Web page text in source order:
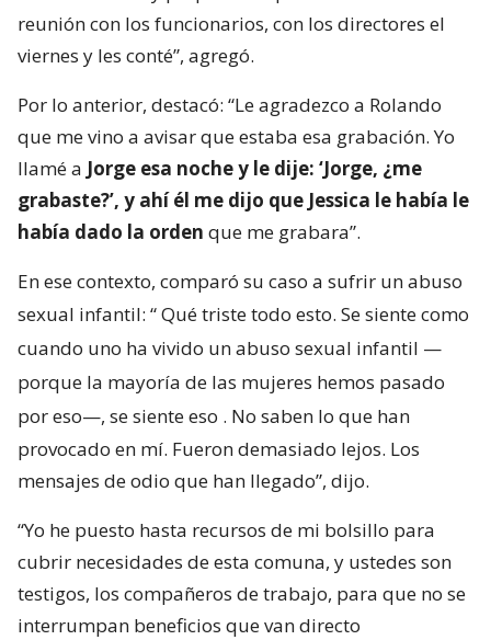
reunión con los funcionarios, con los directores el
viernes y les conté”, agregó.
Por lo anterior, destacó: “Le agradezco a Rolando
que me vino a avisar que estaba esa grabación. Yo
llamé a Jorge esa noche y le dije: ‘Jorge, ¿me
grabaste?’, y ahí él me dijo que Jessica le había le
había dado la orden que me grabara”.
En ese contexto, comparó su caso a sufrir un abuso
sexual infantil: “Qué triste todo esto. Se siente como
cuando uno ha vivido un abuso sexual infantil —
porque la mayoría de las mujeres hemos pasado
por eso—, se siente eso . No saben lo que han
provocado en mí. Fueron demasiado lejos. Los
mensajes de odio que han llegado”, dijo.
“Yo he puesto hasta recursos de mi bolsillo para
cubrir necesidades de esta comuna, y ustedes son
testigos, los compañeros de trabajo, para que no se
interrumpan beneficios que van directo